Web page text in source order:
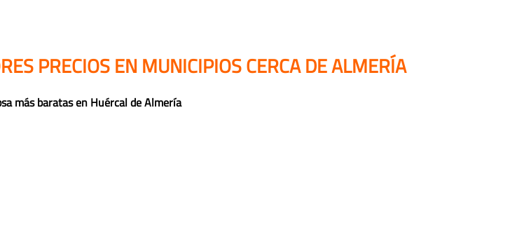
PRECIOS EN MUNICIPIOS CERCA DE ALMERÍA
más baratas en Huércal de Almería